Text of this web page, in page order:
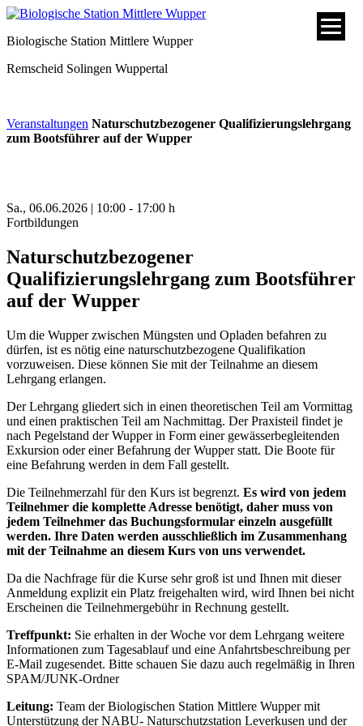
Biologische Station Mittlere Wupper
Remscheid Solingen Wuppertal
Veranstaltungen Naturschutzbezogener Qualifizierungslehrgang
zum Bootsführer auf der Wupper
Sa., 06.06.2026 | 10:00 - 17:00 h
Fortbildungen
Naturschutzbezogener
Qualifizierungslehrgang zum Bootsführer
auf der Wupper
Um die Wupper zwischen Müngsten und Opladen befahren zu
dürfen, ist es nötig eine naturschutzbezogene Qualifikation
vorzuweisen. Diese können Sie mit der Teilnahme an diesem
Lehrgang erlangen.
Der Lehrgang gliedert sich in einen theoretischen Teil am Vormittag
und einen praktischen Teil am Nachmittag. Der Praxisteil findet je
nach Pegelstand der Wupper in Form einer gewässerbegleitenden
Exkursion oder einer Befahrung der Wupper statt. Die Boote für
eine Befahrung werden in dem Fall gestellt.
Die Teilnehmerzahl für den Kurs ist begrenzt. Es wird von jedem
Teilnehmer die komplette Adresse benötigt, daher muss von
jedem Teilnehmer das Buchungsformular einzeln ausgefüllt
werden. Ihre Daten werden ausschließlich im Zusammenhang
mit der Teilnahme an diesem Kurs von uns verwendet.
Da die Nachfrage für die Kurse sehr groß ist und Ihnen mit dieser
Anmeldung explizit ein Platz freigehalten wird, wird Ihnen bei nicht
Erscheinen die Teilnehmergebühr in Rechnung gestellt.
Treffpunkt: Sie erhalten in der Woche vor dem Lehrgang weitere
Informationen zum Tagesablauf und eine Anfahrtsbeschreibung per
E-Mail zugesendet. Bitte schauen Sie dazu auch regelmäßig in Ihren
SPAM/JUNK-Ordner
Leitung: Team der Biologischen Station Mittlere Wupper mit
Unterstützung der NABU- Naturschutzstation Leverkusen und der